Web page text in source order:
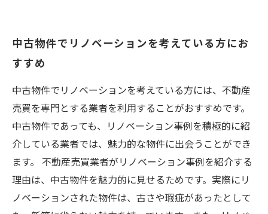
中古物件でリノベーションを考えている方にお
すすめ
中古物件でリノベーションを考えている方には、不動産
売買を専門とする業者を利用することがおすすめです。
中古物件であっても、リノベーション事例を積極的に紹
介している業者では、魅力的な物件に出会うことができ
ます。 不動産売買業者がリノベーション事例を紹介する
理由は、中古物件を魅力的に見せるためです。実際にリ
ノベーションされた物件は、古さや瑕疵があったとして